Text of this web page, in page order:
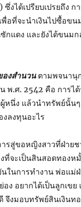
งได้เปรียบเปรยถึง ก
อที่จะนำเงินไปซื้อขน
ซักแดง และยังได้ขนม
องสำนวนตามพจนานุ
พ.ศ. 2542 คือ การไ
หนึ่ง แล้วนำทรัพย์นั้น
งลงทุนอะไร
รสู่ขอหญิงสาวที่ฝ่ายช
ที่จะเป็นสินสอดทองห
ในการทำงาน พ่อแม่
ง อยากได้เป็นลูกเขย
จึงมอบทรัพย์สินเงินท